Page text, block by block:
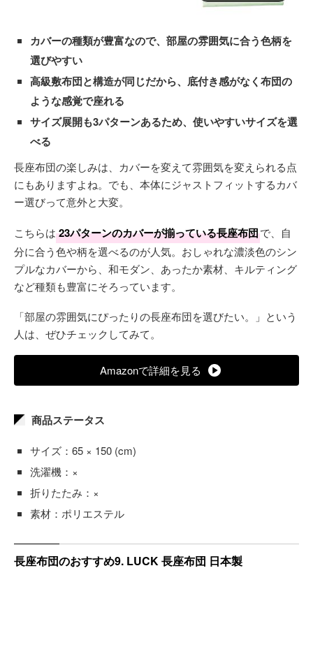
カバーの種類が豊富なので、部屋の雰囲気に合う色柄を
選びやすい
高級敷布団と構造が同じだから、底付き感がなく布団の
ような感覚で座れる
サイズ展開も3パターンあるため、使いやすいサイズを選
べる
長座布団の楽しみは、カバーを変えて雰囲気を変えられる点
にもありますよね。でも、本体にジャストフィットするカバ
ー選びって意外と大変。
こちらは 23パターンのカバーが揃っている長座布団で、自
分に合う色や柄を選べるのが人気。おしゃれな濃淡色のシン
プルなカバーから、和モダン、あったか素材、キルティング
など種類も豊富にそろっています。
「部屋の雰囲気にぴったりの長座布団を選びたい。」という
人は、ぜひチェックしてみて。
Amazonで詳細を見る
商品ステータス
サイズ：65 × 150 (cm)
洗濯機：×
折りたたみ：×
素材：ポリエステル
長座布団のおすすめ9. LUCK 長座布団 日本製